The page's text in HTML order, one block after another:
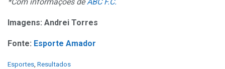
*Com informações deABC F.C.
Imagens: Andrei Torres
Fonte: Esporte Amador
C
Esportes, Resultados